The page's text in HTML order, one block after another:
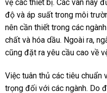
vệ các thiết bị. Các van này
độ và áp suất trong môi
nên cần thiết trong các
chất và hóa dầu. Ngoài ra,
cũng đặt ra yêu cầu cao về
Việc tuân thủ các tiêu chuẩn
trọng đối với các ngành. Do